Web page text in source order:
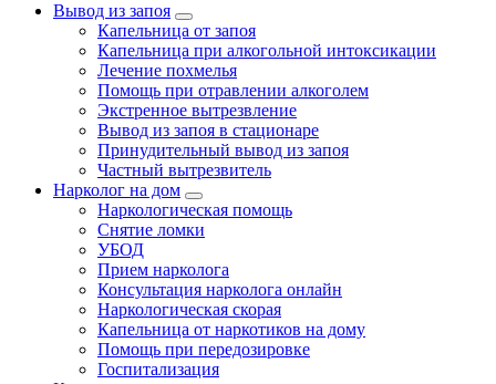
Вывод из запоя
Капельница от запоя
Капельница при алкогольной интоксикации
Лечение похмелья
Помощь при отравлении алкоголем
Экстренное вытрезвление
Вывод из запоя в стационаре
Принудительный вывод из запоя
Частный вытрезвитель
Нарколог на дом
Наркологическая помощь
Снятие ломки
УБОД
Прием нарколога
Консультация нарколога онлайн
Наркологическая скорая
Капельница от наркотиков на дому
Помощь при передозировке
Госпитализация